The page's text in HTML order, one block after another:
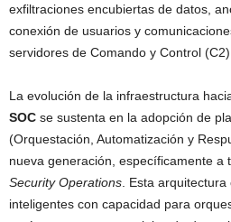
exfiltraciones encubiertas de datos,
conexión de usuarios y
servidores de Comando y Control
La evolución de la infraestructura
SOC se sustenta en la adopción de
(Orquestación, Automatización y
nueva generación, específicamente a
Security Operations. Esta
inteligentes con capacidad para